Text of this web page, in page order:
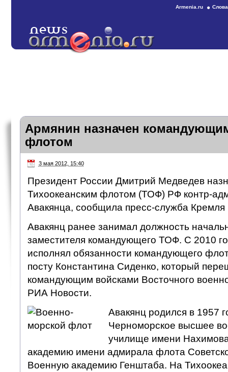
Armenia.ru
Армянин назначен
флотом
3 мая 2012, 15:40
Президент России Дмитрий Медведев
Тихоокеанским флотом (ТОФ) РФ контр-
Авакянца, сообщила пресс-служба Кремля
Авакянц ранее занимал должность
заместителя командующего ТОФ. С 2010
исполнял обязанности командующего
посту Константина Сиденко, который
командующим войсками Восточного
РИА Новости.
Авакянц родился в 1957
Черноморское высшее
училище имени
академию имени адмирала флота
Военную академию Генштаба. На